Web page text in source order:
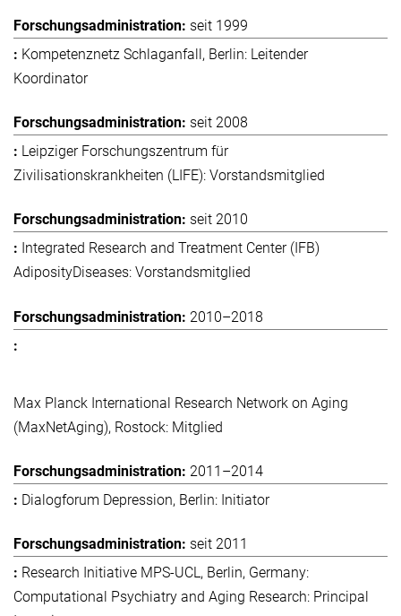
seit 1999
Kompetenznetz Schlaganfall, Berlin: Leitender
Koordinator
seit 2008
Leipziger Forschungszentrum für
Zivilisationskrankheiten (LIFE): Vorstandsmitglied
seit 2010
Integrated Research and Treatment Center (IFB)
AdiposityDiseases: Vorstandsmitglied
2010–2018
Max Planck International Research Network on Aging
(MaxNetAging), Rostock: Mitglied
2011–2014
Dialogforum Depression, Berlin: Initiator
seit 2011
Research Initiative MPS-UCL, Berlin, Germany:
Computational Psychiatry and Aging Research: Principal